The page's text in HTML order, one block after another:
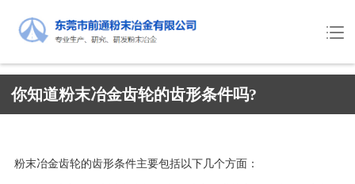
你知道粉末冶金齿轮的齿形条件吗?
粉末冶金齿轮的齿形条件主要包括以下几个方面：